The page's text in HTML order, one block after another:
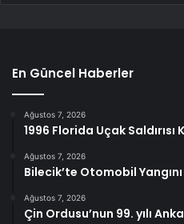
En Güncel Haberler
Ağustos 7, 2026
1996 Florida Uçak Saldırısı
Ağustos 7, 2026
Bilecik’te Otomobil Yangını
Ağustos 7, 2026
Çin Ordusu’nun 99. yılı